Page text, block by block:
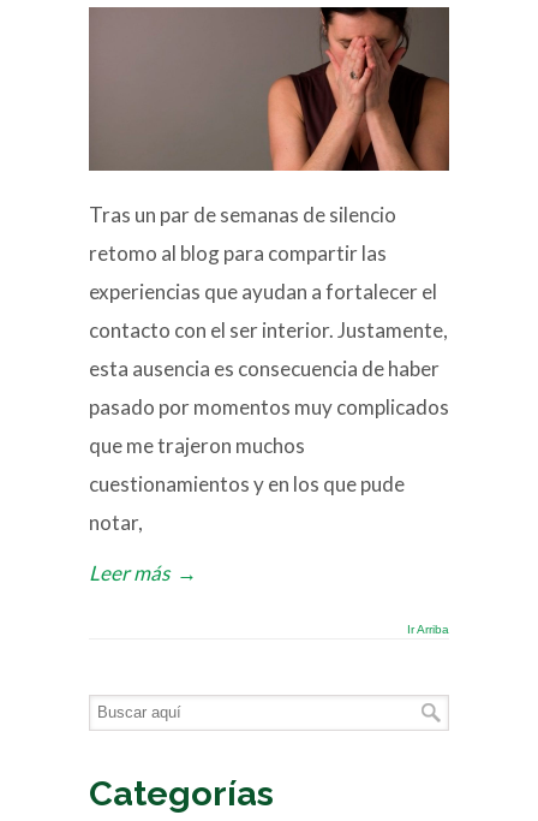
Tras un par de semanas de silencio
retomo al blog para compartir las
experiencias que ayudan a fortalecer el
contacto con el ser interior. Justamente,
esta ausencia es consecuencia de haber
pasado por momentos muy complicados
que me trajeron muchos
cuestionamientos y en los que pude
notar,
Leer más →
Ir Arriba
Categorías